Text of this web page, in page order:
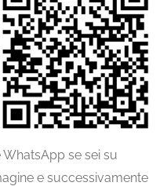
se sei su
e successivamente